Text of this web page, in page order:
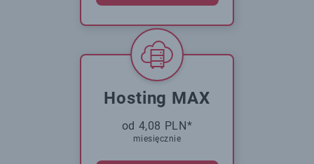
Hosting MAX
od 4,08 PLN*
miesięcznie